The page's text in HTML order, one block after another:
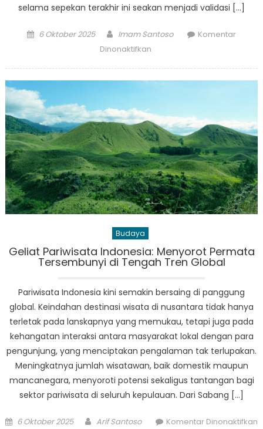
selama sepekan terakhir ini seakan menjadi validasi […]
Posted
6 Oktober 2025 Author
Imam Santoso
Komentar
Dinonaktifkan
Saham
Kripto
Meroket
dan
Mendorong
Visi
Baru
Pasar
Budaya
Geliat Pariwisata Indonesia: Menyorot Permata
Tersembunyi di Tengah Tren Global
Pariwisata Indonesia kini semakin bersaing di panggung
global. Keindahan destinasi wisata di nusantara tidak hanya
terletak pada lanskapnya yang memukau, tetapi juga pada
kehangatan interaksi antara masyarakat lokal dengan para
pengunjung, yang menciptakan pengalaman tak terlupakan.
Meningkatnya jumlah wisatawan, baik domestik maupun
mancanegara, menyoroti potensi sekaligus tantangan bagi
sektor pariwisata di seluruh kepulauan. Dari Sabang […]
Posted
6 Oktober 2025 Author
Arif Santoso
Komentar Dinonaktifkan